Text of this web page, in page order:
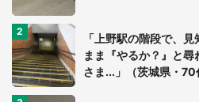
「上野駅の階段で、
まま『やるか？』と
さま...」（茨城県・70